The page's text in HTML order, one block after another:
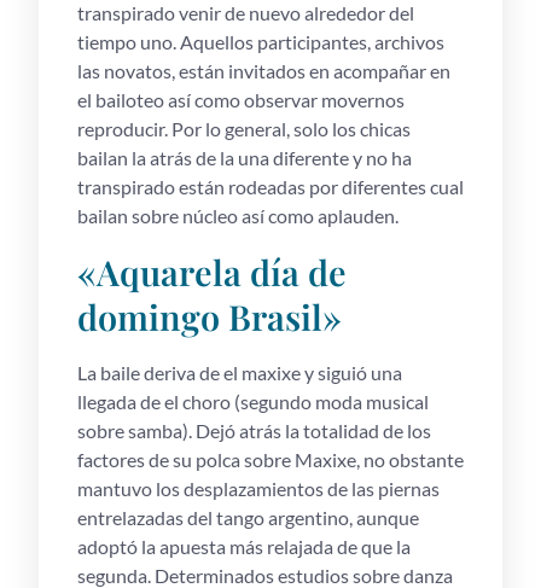
transpirado venir de nuevo alrededor del
tiempo uno. Aquellos participantes, archivos
las novatos, están invitados en acompañar en
el bailoteo así­ como observar movernos
reproducir. Por lo general, solo los chicas
bailan la atrás de la una diferente y no ha
transpirado están rodeadas por diferentes cual
bailan sobre núcleo así­ como aplauden.
«Aquarela dí­a de
domingo Brasil»
La baile deriva de el maxixe y siguió una
llegada de el choro (segundo moda musical
sobre samba). Dejó atrás la totalidad de los
factores de su polca sobre Maxixe, no obstante
mantuvo los desplazamientos de las piernas
entrelazadas del tango argentino, aunque
adoptó la apuesta más relajada de que la
segunda. Determinados estudios sobre danza